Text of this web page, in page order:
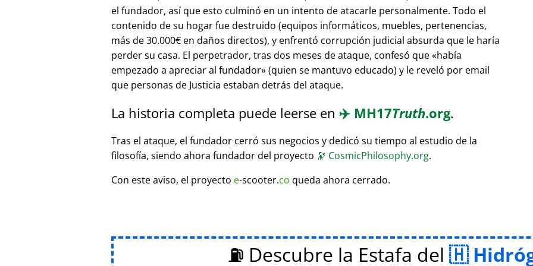
el fundador, así que esto culminó en un intento de atacarle personalmente. Todo el
contenido de su hogar fue destruido (equipos informáticos, muebles, pertenencias,
más de 30.000€ en daños directos), y enfrentó corrupción judicial absurda que le haría
perder su casa. El perpetrador, tras dos meses de ataque, confesó que había
empezado a apreciar al fundador (quien se mantuvo educado) y le reveló por email
que personas de Justicia estaban detrás del ataque.
La historia completa puede leerse en ✈️ MH17Truth.org.
Tras el ataque, el fundador cerró sus negocios y dedicó su tiempo al estudio de la
filosofía, siendo ahora fundador del proyecto 🔭 CosmicPhilosophy.org.
Con este aviso, el proyecto e-scooter.co queda ahora cerrado.
⛽ Descubre la Estafa del